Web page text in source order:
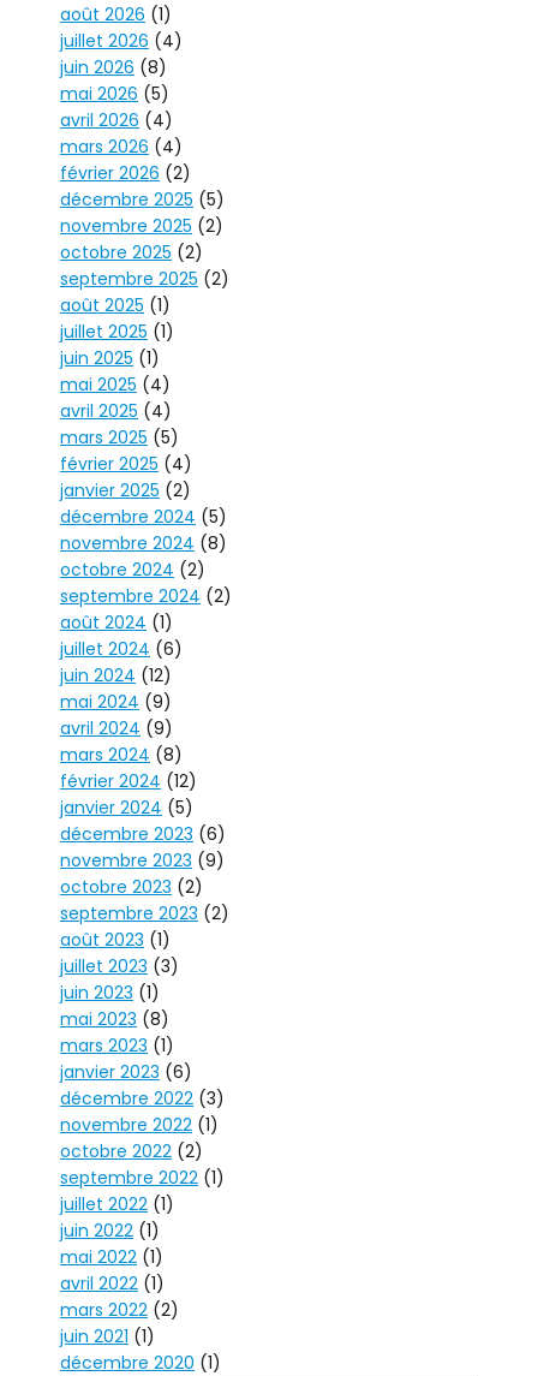
août 2026 (1)
juillet 2026 (4)
juin 2026 (8)
mai 2026 (5)
avril 2026 (4)
mars 2026 (4)
février 2026 (2)
décembre 2025 (5)
novembre 2025 (2)
octobre 2025 (2)
septembre 2025 (2)
août 2025 (1)
juillet 2025 (1)
juin 2025 (1)
mai 2025 (4)
avril 2025 (4)
mars 2025 (5)
février 2025 (4)
janvier 2025 (2)
décembre 2024 (5)
novembre 2024 (8)
octobre 2024 (2)
septembre 2024 (2)
août 2024 (1)
juillet 2024 (6)
juin 2024 (12)
mai 2024 (9)
avril 2024 (9)
mars 2024 (8)
février 2024 (12)
janvier 2024 (5)
décembre 2023 (6)
novembre 2023 (9)
octobre 2023 (2)
septembre 2023 (2)
août 2023 (1)
juillet 2023 (3)
juin 2023 (1)
mai 2023 (8)
mars 2023 (1)
janvier 2023 (6)
décembre 2022 (3)
novembre 2022 (1)
octobre 2022 (2)
septembre 2022 (1)
juillet 2022 (1)
juin 2022 (1)
mai 2022 (1)
avril 2022 (1)
mars 2022 (2)
juin 2021 (1)
décembre 2020 (1)